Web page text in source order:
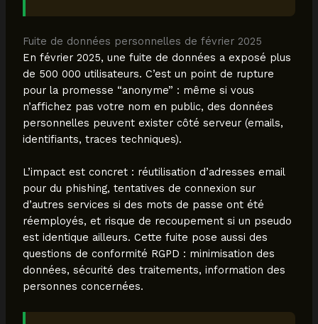
Fuite de données personnelles de février 2025
En février 2025, une fuite de données a exposé plus
de 500 000 utilisateurs. C’est un point de rupture
pour la promesse “anonyme” : même si vous
n’affichez pas votre nom en public, des données
personnelles peuvent exister côté serveur (emails,
identifiants, traces techniques).
L’impact est concret : réutilisation d’adresses email
pour du phishing, tentatives de connexion sur
d’autres services si des mots de passe ont été
réemployés, et risque de recoupement si un pseudo
est identique ailleurs. Cette fuite pose aussi des
questions de conformité RGPD : minimisation des
données, sécurité des traitements, information des
personnes concernées.